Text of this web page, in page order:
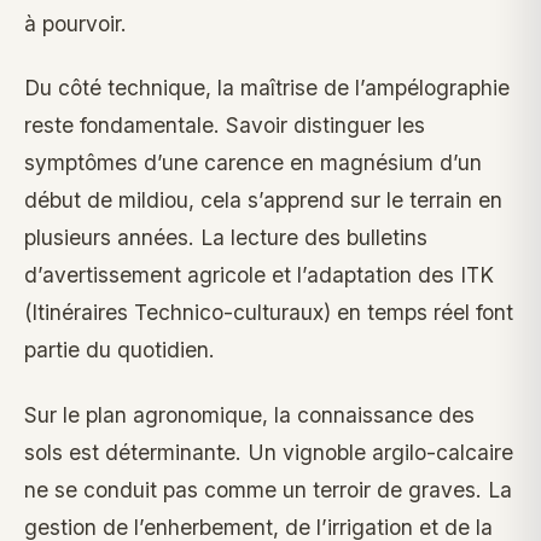
à pourvoir.
Du côté technique, la maîtrise de l’ampélographie
reste fondamentale. Savoir distinguer les
symptômes d’une carence en magnésium d’un
début de mildiou, cela s’apprend sur le terrain en
plusieurs années. La lecture des bulletins
d’avertissement agricole et l’adaptation des ITK
(Itinéraires Technico-culturaux) en temps réel font
partie du quotidien.
Sur le plan agronomique, la connaissance des
sols est déterminante. Un vignoble argilo-calcaire
ne se conduit pas comme un terroir de graves. La
gestion de l’enherbement, de l’irrigation et de la